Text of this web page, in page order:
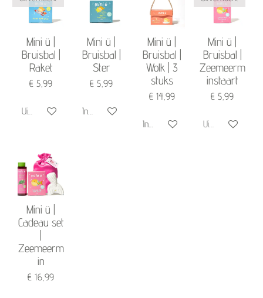
Mini ü |
Bruisbal |
Raket
€ 5,99
Uitverkocht
Mini ü |
Bruisbal |
Ster
€ 5,99
In winkelwagen
Mini ü |
Bruisbal |
Wolk | 3
stuks
€ 14,99
In winkelwagen
Mini ü |
Bruisbal |
Zeemeerm
instaart
€ 5,99
Uitverkocht
Mini ü |
Cadeau set
Zeemeerm
in
€ 16,99